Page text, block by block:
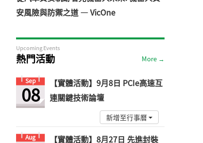
安風險與防禦之道 — VicOne
Upcoming Events
熱門活動 More →
Sep
08
【實體活動】9月8日 PCIe高速互
連關鍵技術論壇
新增至行事曆
Aug
【實體活動】8月27日 先進封裝